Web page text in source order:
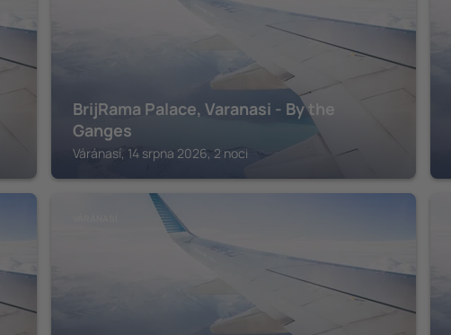
BrijRama Palace, Varanasi - By the
Ganges
Váránasí, 14 srpna 2026, 2 noci